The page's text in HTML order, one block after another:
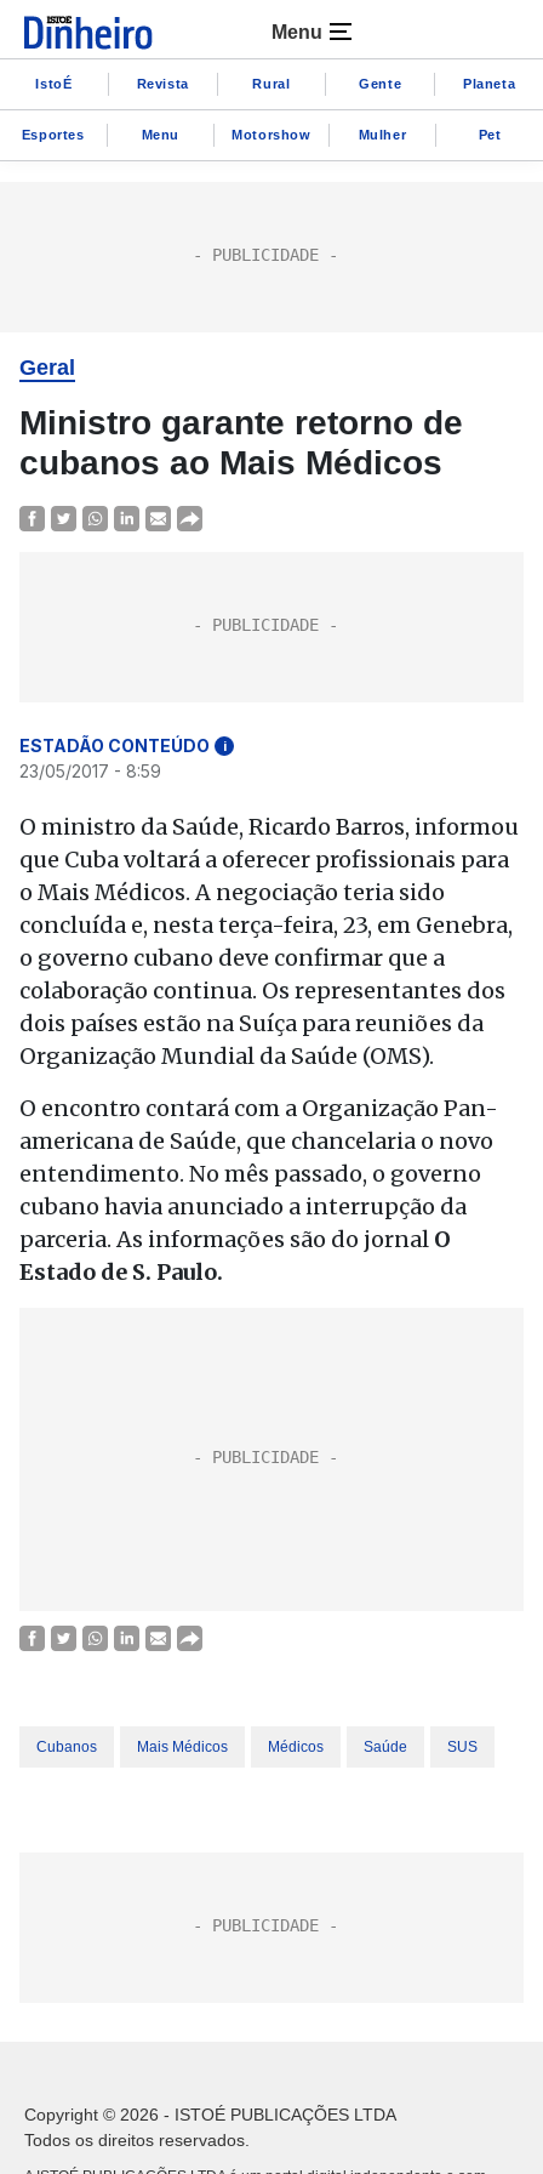
Menu
IstoÉ Revista Rural Gente Planeta
Esportes Menu Motorshow Mulher Pet
Geral
Ministro garante retorno de
cubanos ao Mais Médicos
ESTADÃO CONTEÚDO i
23/05/2017 - 8:59
O ministro da Saúde, Ricardo Barros, informou
que Cuba voltará a oferecer profissionais para
o Mais Médicos. A negociação teria sido
concluída e, nesta terça-feira, 23, em Genebra,
o governo cubano deve confirmar que a
colaboração continua. Os representantes dos
dois países estão na Suíça para reuniões da
Organização Mundial da Saúde (OMS).
O encontro contará com a Organização Pan-
americana de Saúde, que chancelaria o novo
entendimento. No mês passado, o governo
cubano havia anunciado a interrupção da
parceria. As informações são do jornal O
Estado de S. Paulo.
Cubanos Mais Médicos Médicos Saúde SUS
Copyright © 2026 - ISTOÉ PUBLICAÇÕES LTDA
Todos os direitos reservados.